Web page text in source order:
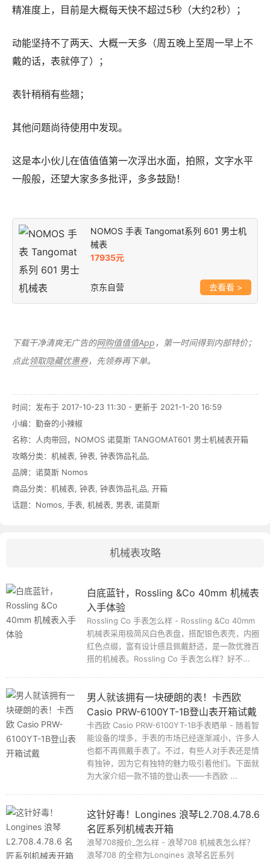
精准度上，目前是大概每天快不超过5秒（大约2秒）；
动能坚持不了两天、大概一天多（周五晚上至周一早上不
戴的话，表就停了）；
表针稍稍有些翘；
其他问题尚待使用中发现。
这是本小伙儿在值值值第一次浮出水面，拍照，文字水平
一般般，还望大家多多批评，多多鼓励！
NOMOS 手表 Tangomat系列 601 男士机
械表
17935元
京东自营 >
下载干净清爽无广告的网购值值值App ，第一时间得到内部特价；
点此领取隐藏优惠券，先领券再下单。
时间：发布于 2017-10-23 11:30 - 更新于 2021-1-20 16:59
小编：勤奋的小辣椒
名称：
人肉带回，NOMOS 诺莫斯 TANGOMAT601 男士机械表开箱
攻略分类： 机械表, 钟表, 钟表饰品礼品,
品牌： 诺莫斯 Nomos
商品分类： 机械表, 钟表, 钟表饰品礼品, 开箱
话题： Nomos, 手表, 机械表, 男表, 诺莫斯
机械表攻略
白底蓝针，Rossling &Co 40mm 机械表
入手体验
Rossling Co 手表怎么样 - Rossling &Co 40mm
机械表采用极简风白色表盘，搭配银色表壳，内圈
红色点缀，富有设计感且佩戴舒适，是一款优雅百
搭的机械表。Rossling Co 手表怎么样？好不...
男人就该拥有一块硬朗的表！卡西欧
Casio PRW-6100YT-1B登山表开箱试戴
卡西欧 Casio PRW-6100YT-1B手表晒单 - 随着智
能设备的增多，手表的市场已经逐渐减小，许多人
也都不再佩戴手表了。不过，有些人对手表还是情
有独钟，因为它有独特的魅力吸引着他们。下面就
为大家介绍一款不错的登山表——卡西欧 ...
这针好毒！Longines 浪琴L2.708.4.78.6
名匠系列机械表开箱
浪琴708报价_怎么样 - 浪琴708 机械表怎么样？
浪琴708 的全称为Longines 浪琴名匠系列